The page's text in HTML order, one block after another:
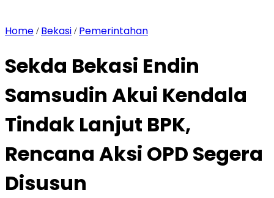
Home / Bekasi / Pemerintahan
Sekda Bekasi Endin
Samsudin Akui Kendala
Tindak Lanjut BPK,
Rencana Aksi OPD Segera
Disusun